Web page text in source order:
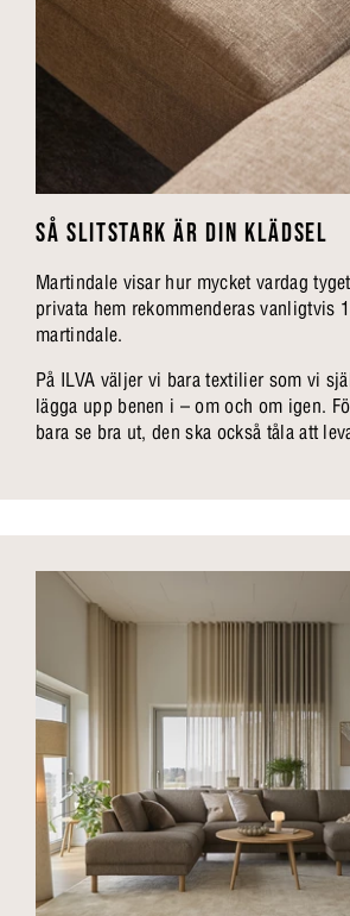
SÅ SLITSTARK ÄR DIN KLÄDSEL
Martindale visar hur mycket vardag
privata hem rekommenderas vanligtvis
martindale.
På ILVA väljer vi bara textilier som vi
lägga upp benen i – om och om igen.
bara se bra ut, den ska också tåla att